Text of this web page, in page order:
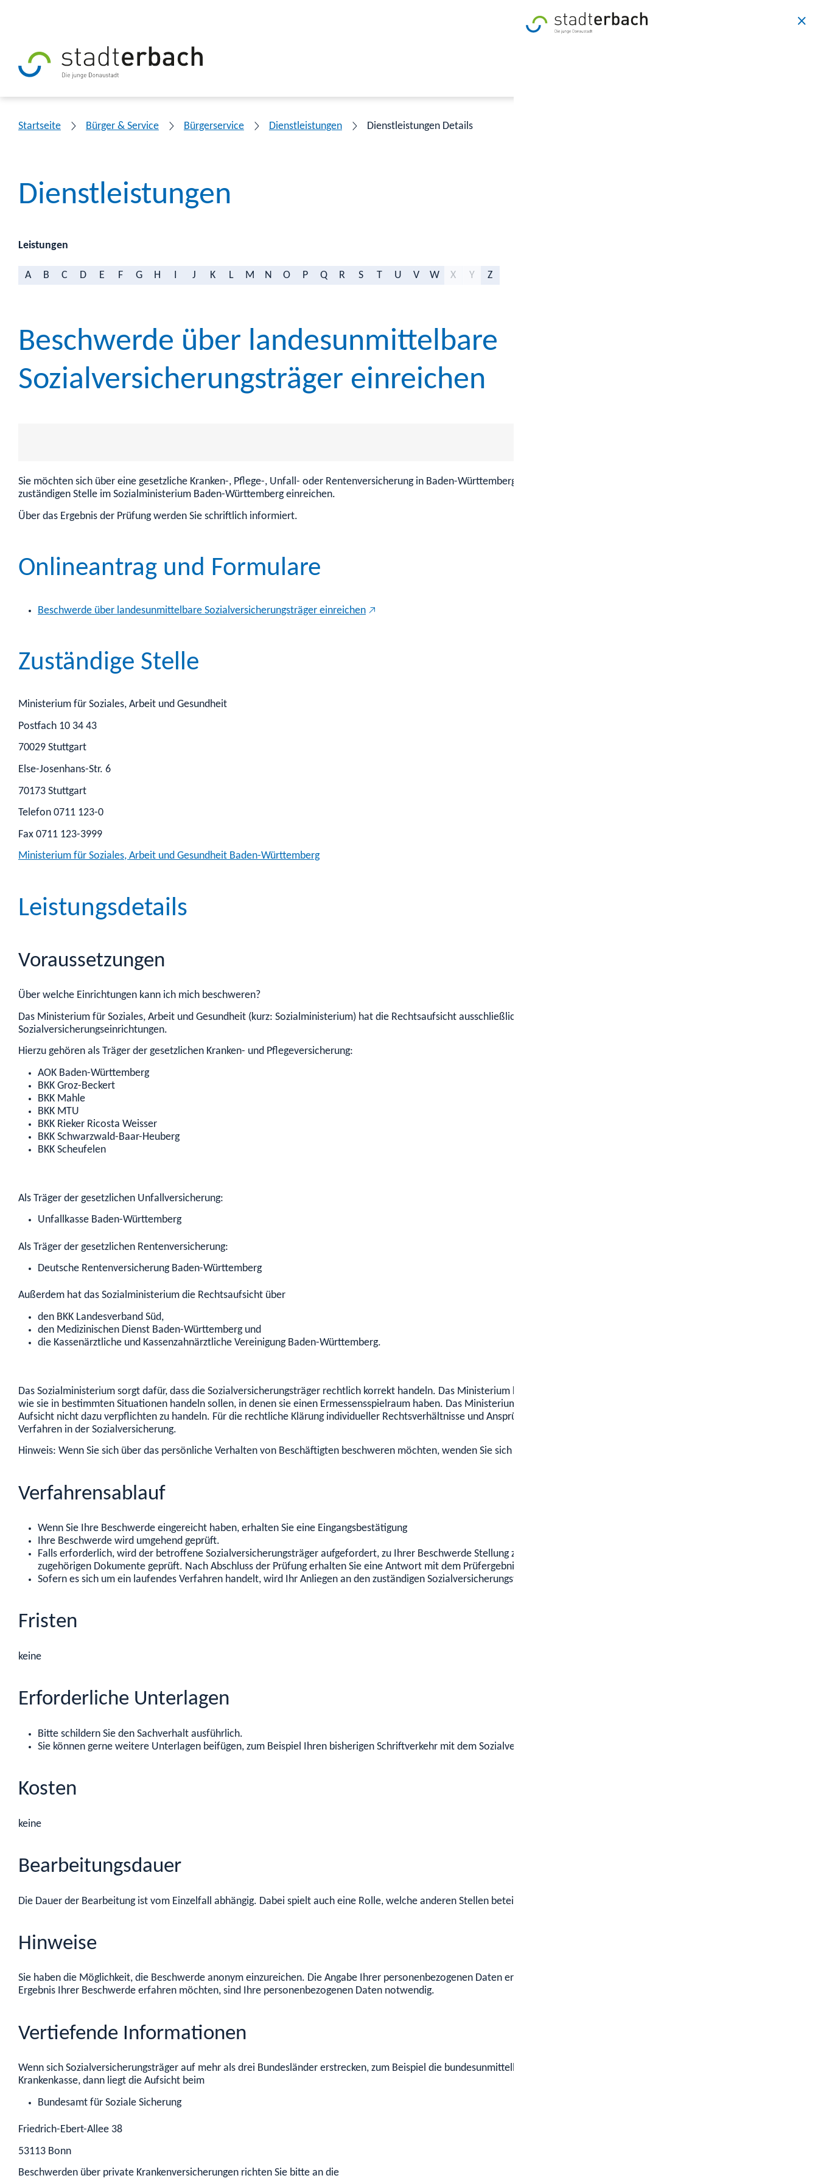
Startseite Bürger & Service Bürgerservice Dienstleistungen Dienstleistungen Details
Dienstleistungen
Leistungen
A B C D E F G H J K L M N O P Q R S T U V W X Y Z
Beschwerde über landesunmittelbare
Sozialversicherungsträger einreichen
Sie möchten sich über eine gesetzliche Kranken-, Pflege-, Unfall- oder Rentenversicherung in Baden-Württemberg beschweren? Hier können Sie Ihre Beschwerde direkt bei der
zuständigen Stelle im Sozialministerium Baden-Württemberg einreichen.
Über das Ergebnis der Prüfung werden Sie schriftlich informiert.
Onlineantrag und Formulare
Beschwerde über landesunmittelbare Sozialversicherungsträger einreichen
Zuständige Stelle
Ministerium für Soziales, Arbeit und Gesundheit
Postfach 10 34 43
70029 Stuttgart
Else-Josenhans-Str. 6
70173 Stuttgart
Telefon 0711 123-0
Fax 0711 123-3999
Ministerium für Soziales, Arbeit und Gesundheit Baden-Württemberg
Leistungsdetails
Voraussetzungen
Über welche Einrichtungen kann ich mich beschweren?
Das Ministerium für Soziales, Arbeit und Gesundheit (kurz: Sozialministerium) hat die Rechtsaufsicht ausschließlich über die landesunmittelbaren
Sozialversicherungseinrichtungen.
Hierzu gehören als Träger der gesetzlichen Kranken- und Pflegeversicherung:
AOK Baden-Württemberg
BKK Groz-Beckert
BKK Mahle
BKK MTU
BKK Rieker Ricosta Weisser
BKK Schwarzwald-Baar-Heuberg
BKK Scheufelen
Als Träger der gesetzlichen Unfallversicherung:
Unfallkasse Baden-Württemberg
Als Träger der gesetzlichen Rentenversicherung:
Deutsche Rentenversicherung Baden-Württemberg
Außerdem hat das Sozialministerium die Rechtsaufsicht über
den BKK Landesverband Süd,
den Medizinischen Dienst Baden-Württemberg und
die Kassenärztliche und Kassenzahnärztliche Vereinigung Baden-Württemberg.
Das Sozialministerium sorgt dafür, dass die Sozialversicherungsträger rechtlich korrekt handeln. Das Ministerium kann den Sozialversicherungsträgern aber nicht vorschreiben,
wie sie in bestimmten Situationen handeln sollen, in denen sie einen Ermessensspielraum haben. Das Ministerium ist keine Schiedsstelle, und es kann die Träger im Rahmen der
Aufsicht nicht dazu verpflichten zu handeln. Für die rechtliche Klärung individueller Rechtsverhältnisse und Ansprüche sind die Gerichte zuständig. Dazu gibt es vorgeschriebene
Verfahren in der Sozialversicherung.
Hinweis: Wenn Sie sich über das persönliche Verhalten von Beschäftigten beschweren möchten, wenden Sie sich bitte an die Leitung der jeweiligen Behörde.
Verfahrensablauf
Wenn Sie Ihre Beschwerde eingereicht haben, erhalten Sie eine Eingangsbestätigung
Ihre Beschwerde wird umgehend geprüft.
Falls erforderlich, wird der betroffene Sozialversicherungsträger aufgefordert, zu Ihrer Beschwerde Stellung zu nehmen. Anschließend werden die Stellungnahme sowie alle
zugehörigen Dokumente geprüft. Nach Abschluss der Prüfung erhalten Sie eine Antwort mit dem Prüfergebnis.
Sofern es sich um ein laufendes Verfahren handelt, wird Ihr Anliegen an den zuständigen Sozialversicherungsträger zur Bearbeitung und Entscheidung übergeben.
Fristen
keine
Erforderliche Unterlagen
Bitte schildern Sie den Sachverhalt ausführlich.
Sie können gerne weitere Unterlagen beifügen, zum Beispiel Ihren bisherigen Schriftverkehr mit dem Sozialversicherungsträger.
Kosten
keine
Bearbeitungsdauer
Die Dauer der Bearbeitung ist vom Einzelfall abhängig. Dabei spielt auch eine Rolle, welche anderen Stellen beteiligt werden müssen.
Hinweise
Sie haben die Möglichkeit, die Beschwerde anonym einzureichen. Die Angabe Ihrer personenbezogenen Daten erleichtert jedoch die Bearbeitung Ihrer Beschwerde. Wenn Sie das
Ergebnis Ihrer Beschwerde erfahren möchten, sind Ihre personenbezogenen Daten notwendig.
Vertiefende Informationen
Wenn sich Sozialversicherungsträger auf mehr als drei Bundesländer erstrecken, zum Beispiel die bundesunmittelbaren Krankenkassen wie BARMER Ersatzkasse oder Techniker
Krankenkasse, dann liegt die Aufsicht beim
Bundesamt für Soziale Sicherung
Friedrich-Ebert-Allee 38
53113 Bonn
Beschwerden über private Krankenversicherungen richten Sie bitte an die